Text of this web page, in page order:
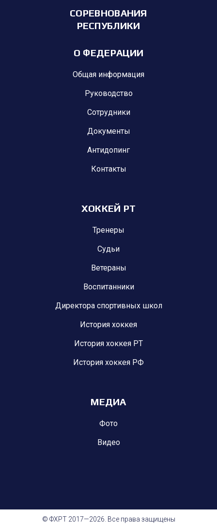
СОРЕВНОВАНИЯ
РЕСПУБЛИКИ
О ФЕДЕРАЦИИ
Общая информация
Руководство
Сотрудники
Документы
Антидопинг
Контакты
ХОККЕЙ РТ
Тренеры
Судьи
Ветераны
Воспитанники
Директора спортивных школ
История хоккея
История хоккея РТ
История хоккея РФ
МЕДИА
Фото
Видео
© ФХРТ 2017—2026. Все права защищены